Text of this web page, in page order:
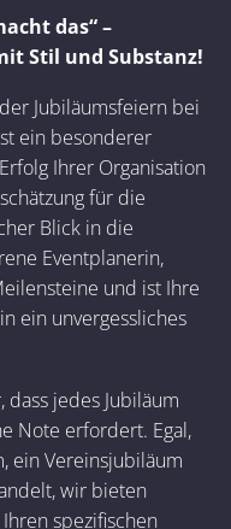
das“ –
Stil und Substanz!
Jubiläumsfeiern bei
ein besonderer
Ihrer Organisation
für die
Blick in die
Eventplanerin,
und ist Ihre
ein unvergessliches
dass jedes Jubiläum
Note erfordert. Egal,
ein Vereinsjubiläum
wir bieten
spezifischen